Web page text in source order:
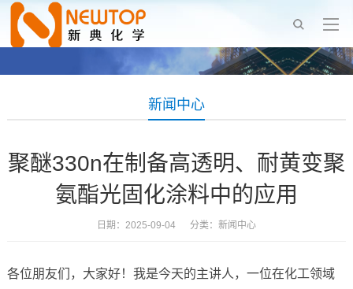
新闻中心
聚醚330n在制备高透明、耐黄变聚
氨酯光固化涂料中的应用
日期：2025-09-04 分类： 新闻中心
各位朋友们，大家好！我是今天的主讲人，一位在化工领域